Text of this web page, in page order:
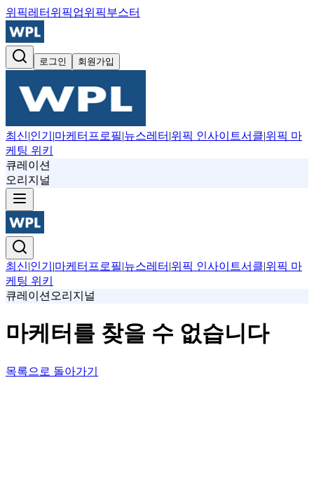
위픽레터 위픽업위픽부스터
로그인 회원가입
최신|인기 |마케터프로필|뉴스레터 |위픽 인사이트서클|위픽 마
케팅 위키
큐레이션
오리지널
최신|인기 |마케터프로필|뉴스레터 |위픽 인사이트서클|위픽 마
케팅 위키
큐레이션 오리지널
마케터를 찾을 수 없습니다
목록으로 돌아가기